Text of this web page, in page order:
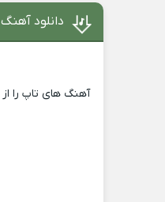
دانلود
آهنگ های تاپ را از